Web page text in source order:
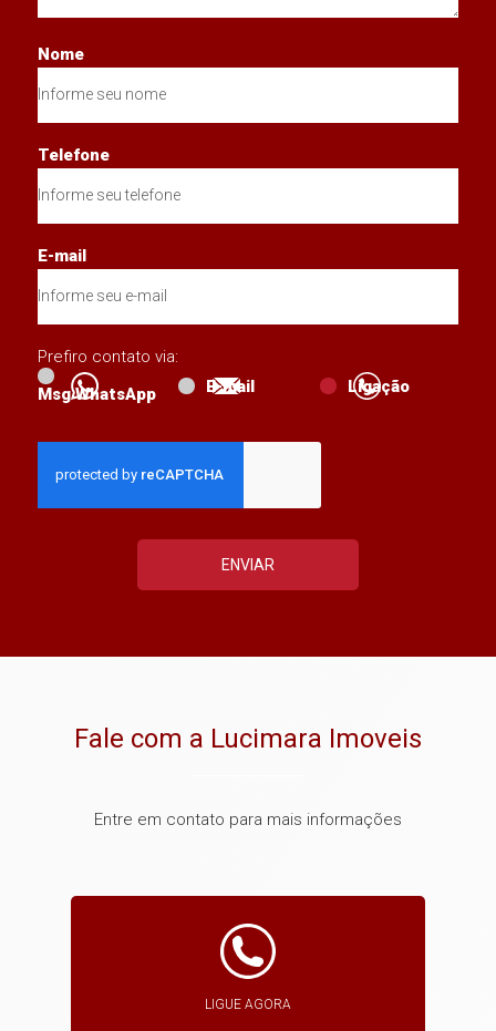
Nome
Telefone
E-mail
Prefiro contato via:
Msg WhatsApp
E-mail Ligação
ENVIAR
Fale com a Lucimara Imoveis
Entre em contato para mais informações
LIGUE AGORA